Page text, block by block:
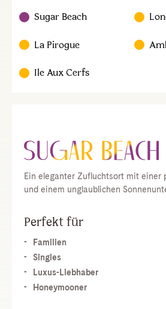
Ein eleganter Zufluchtsort mit einer
und einem unglaublichen
Perfekt für
Familien
Singles
Luxus-Liebhaber
Honeymooner
Sugar Beach
La Pirogue
Ile Aux Cerfs